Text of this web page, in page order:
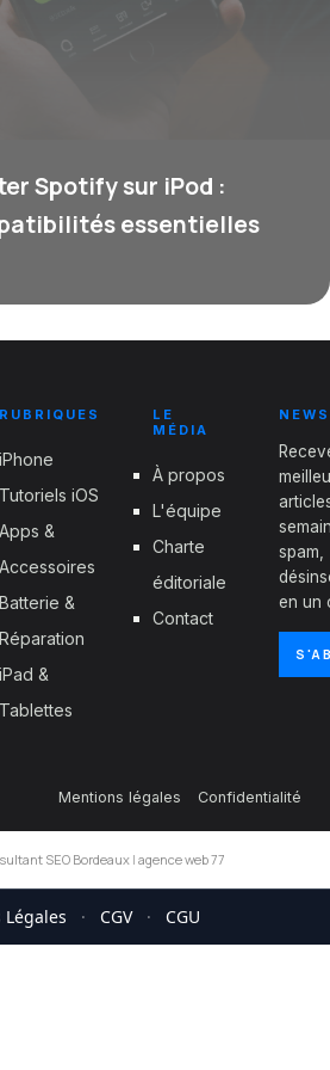
Spotify sur iPod :
essentielles
RUBRIQUES
iPhone
Tutoriels iOS
Apps &
Accessoires
Batterie &
Réparation
iPad &
Tablettes
LE
MÉDIA
À propos
L'équipe
Charte
éditoriale
Contact
spam,
en un
Mentions légales Confidentialité
SEO Bordeaux| agence web 77
· CGV · CGU